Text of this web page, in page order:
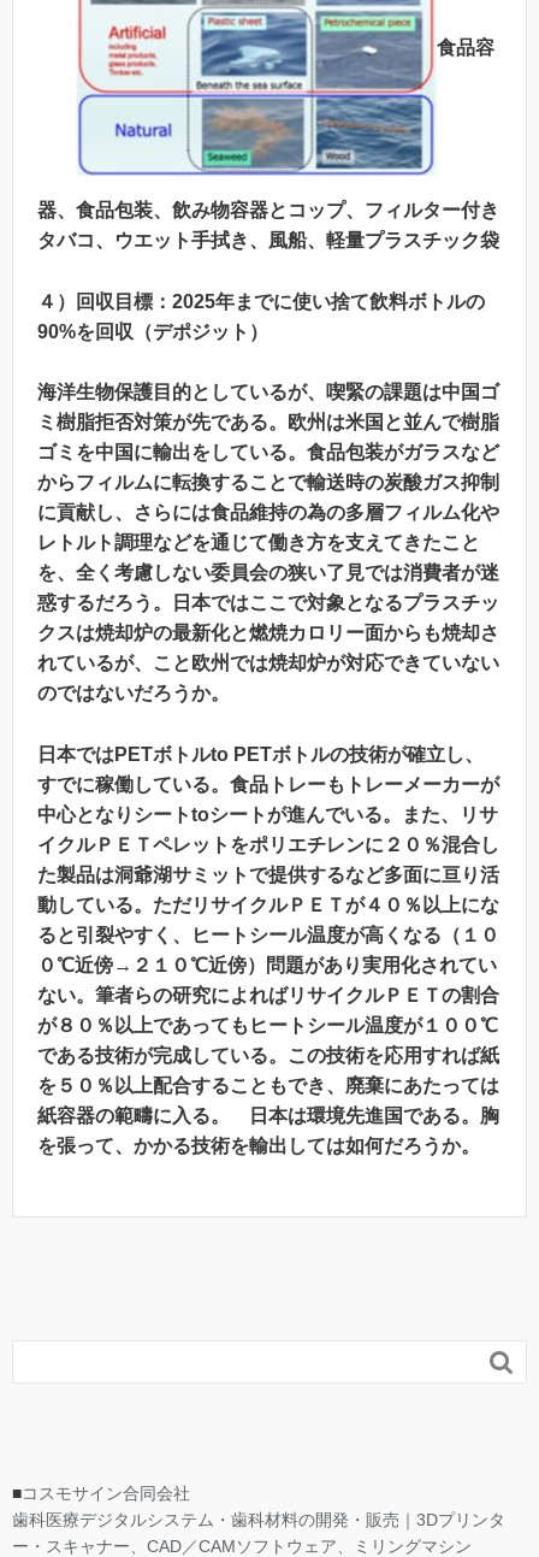
食品容
器、食品包装、飲み物容器とコップ、フィルター付き
タバコ、ウエット手拭き、風船、 軽量プラスチック袋
４）
回収目標：2025年までに使い捨て飲料ボトルの
90%を回収（デポジット）
海洋生物保護目的としているが、喫緊の課題は中国ゴ
ミ樹脂拒否対策が先である。欧州は米国と並んで樹脂
ゴミを中国に輸出をしている。食品包装がガラスなど
からフィルムに転換することで輸送時の炭酸ガス抑制
に貢献し、さらには食品維持の為の多層フィルム化や
レトルト調理などを通じて働き方を支えてきたこと
を、全く考慮しない委員会の狭い了見では消費者が迷
惑するだろう。日本ではここで対象となるプラスチッ
クスは焼却炉の最新化と燃焼カロリー面からも焼却さ
れているが、こと欧州では焼却炉が対応できていない
のではないだろうか。
日本ではPETボトルto PETボトルの技術が確立し、
すでに稼働している。食品トレーもトレーメーカーが
中心となりシートtoシートが進んでいる。また、リサ
イクルＰＥＴペレットをポリエチレンに２０％混合し
た製品は洞爺湖サミットで提供するなど多面に亘り活
動している。ただリサイクルＰＥＴが４０％以上にな
ると引裂やすく、ヒートシール温度が高くなる（１０
０℃近傍→２１０℃近傍）問題があり実用化されてい
ない。筆者らの研究によればリサイクルＰＥＴの割合
が８０％以上であってもヒートシール温度が１００℃
である技術が完成している。この技術を応用すれば紙
を５０％以上配合することもでき、廃棄にあたっては
紙容器の範疇に入る。 日本は環境先進国である。胸
を張って、かかる技術を輸出しては如何だろうか。

■コスモサイン合同会社
歯科医療デジタルシステム・歯科材料の開発・販売｜3Dプリンタ
ー・スキャナー、CAD／CAMソフトウェア、ミリングマシン